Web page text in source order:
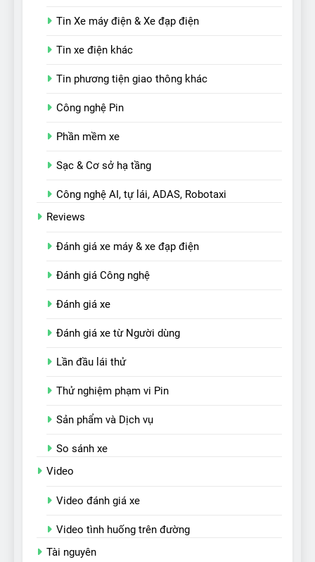
Tin Xe máy điện & Xe đạp điện
Tin xe điện khác
Tin phương tiện giao thông khác
Công nghệ Pin
Phần mềm xe
Sạc & Cơ sở hạ tầng
Công nghệ AI, tự lái, ADAS, Robotaxi
Reviews
Đánh giá xe máy & xe đạp điện
Đánh giá Công nghệ
Đánh giá xe
Đánh giá xe từ Người dùng
Lần đầu lái thử
Thử nghiệm phạm vi Pin
Sản phẩm và Dịch vụ
So sánh xe
Video
Video đánh giá xe
Video tình huống trên đường
Tài nguyên